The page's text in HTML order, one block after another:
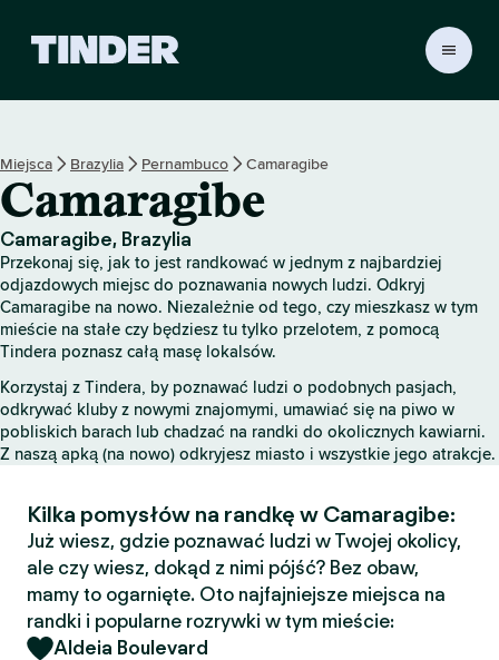
r
S
t
r
o
n
a
g
ł
w
n
a
Miejsca Brazylia Pernambuco Camaragibe
Camaragibe
Camaragibe, Brazylia
Przekonaj się, jak to jest randkować w jednym z najbardziej
odjazdowych miejsc do poznawania nowych ludzi. Odkryj
Camaragibe na nowo. Niezależnie od tego, czy mieszkasz w tym
mieście na stałe czy będziesz tu tylko przelotem, z pomocą
Tindera poznasz całą masę lokalsów.
Korzystaj z Tindera, by poznawać ludzi o podobnych pasjach,
odkrywać kluby z nowymi znajomymi, umawiać się na piwo w
pobliskich barach lub chadzać na randki do okolicznych kawiarni.
Z naszą apką (na nowo) odkryjesz miasto i wszystkie jego atrakcje.
Kilka pomysłów na randkę w Camaragibe:
Już wiesz, gdzie poznawać ludzi w Twojej okolicy,
ale czy wiesz, dokąd z nimi pójść? Bez obaw,
mamy to ogarnięte. Oto najfajniejsze miejsca na
randki i popularne rozrywki w tym mieście:
Aldeia Boulevard